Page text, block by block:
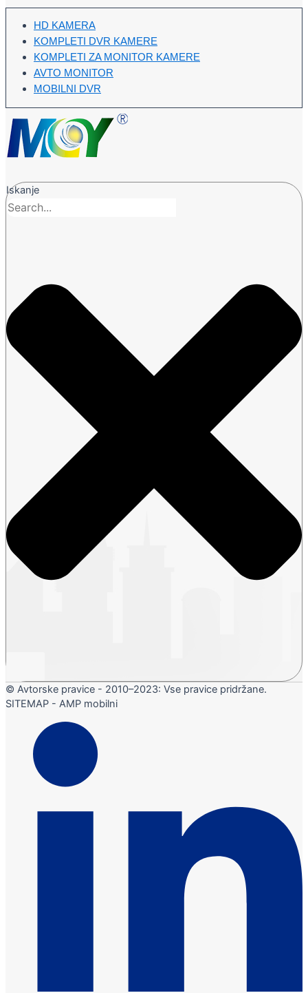
HD KAMERA
KOMPLETI DVR KAMERE
KOMPLETI ZA MONITOR KAMERE
AVTO MONITOR
MOBILNI DVR
Iskanje
© Avtorske pravice - 2010–2023: Vse pravice pridržane.
SITEMAP - AMP mobilni